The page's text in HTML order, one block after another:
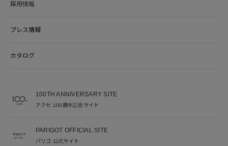
採用情報
プレス情報
カタログ
100TH ANNIVERSARY SITE
アクセ 100周年記念サイト
PARIGOT OFFICIAL SITE
パリゴ 公式サイト